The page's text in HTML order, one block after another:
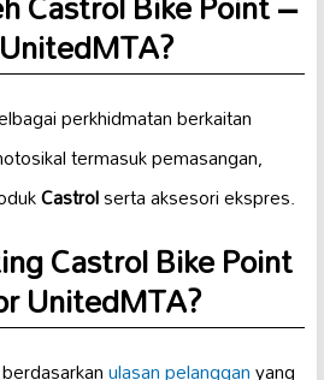
perkhidmatan berkaitan
termasuk pemasangan,
Castrolserta aksesori ekspres.
Castrol Bike Point
UnitedMTA?
berdasarkanulasan pelangganyang